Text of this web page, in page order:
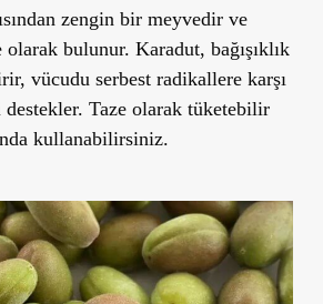
zengin bir meyvedir ve
olarak bulunur. Karadut, bağışıklık
vücudu serbest radikallere karşı
Taze olarak tüketebilir
kullanabilirsiniz.